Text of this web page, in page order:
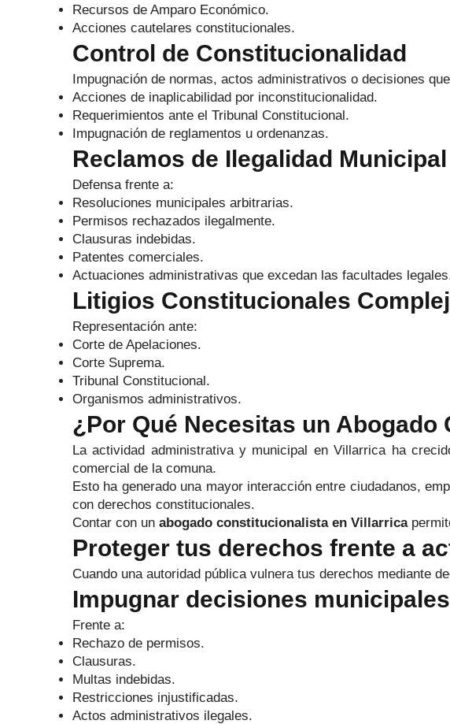
Recursos de Amparo Económico.
Acciones cautelares constitucionales.
Control de Constitucionalidad
Impugnación de normas, actos administrativos o decisiones
Acciones de inaplicabilidad por inconstitucionalidad.
Requerimientos ante el Tribunal Constitucional.
Impugnación de reglamentos u ordenanzas.
Reclamos de Ilegalidad Municipal
Defensa frente a:
Resoluciones municipales arbitrarias.
Permisos rechazados ilegalmente.
Clausuras indebidas.
Patentes comerciales.
Actuaciones administrativas que excedan las facultades
Litigios Constitucionales
Representación ante:
Corte de Apelaciones.
Corte Suprema.
Tribunal Constitucional.
Organismos administrativos.
¿Por Qué Necesitas un
La actividad administrativa y municipal en Villarrica ha
comercial de la comuna.
Esto ha generado una mayor interacción entre ciudadanos,
con derechos constitucionales.
Contar con un abogado constitucionalista en Villarrica
Proteger tus derechos frente a
Cuando una autoridad pública vulnera tus derechos mediante
Impugnar decisiones municipales
Frente a:
Rechazo de permisos.
Clausuras.
Multas indebidas.
Restricciones injustificadas.
Actos administrativos ilegales.